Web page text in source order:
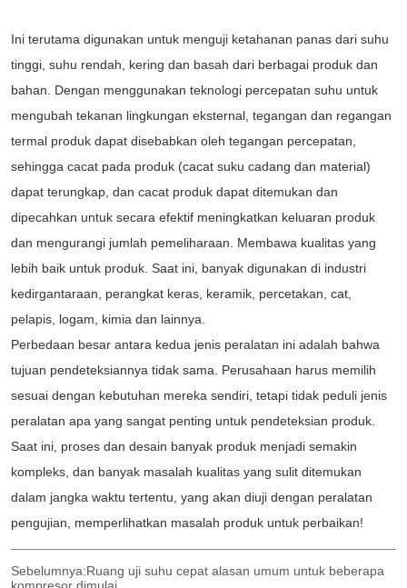
Sebelumnya:Ruang uji suhu cepat alasan umum untuk beberapa
kompresor dimulai